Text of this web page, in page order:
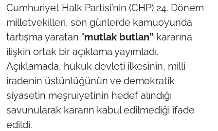
Cumhuriyet Halk Partisi’nin (CHP) 24. Dönem
milletvekilleri, son günlerde kamuoyunda
tartışma yaratan “mutlak butlan” kararına
ilişkin ortak bir açıklama yayımladı.
Açıklamada, hukuk devleti ilkesinin, milli
iradenin üstünlüğünün ve demokratik
siyasetin meşruiyetinin hedef alındığı
savunularak kararın kabul edilmediği ifade
edildi.
KIRKLARELİ
ÇANAKKALE
TÜRKİYE
Bölge
Güvenlik